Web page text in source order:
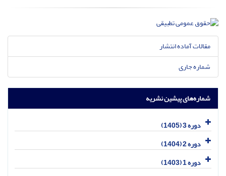
مقالات آماده انتشار
شماره جاری
شماره‌های پیشین نشریه
دوره 3 (1405)
دوره 2 (1404)
دوره 1 (1403)